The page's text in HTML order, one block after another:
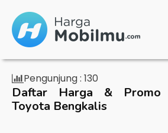
Pengunjung : 130
Daftar Harga &
Toyota Bengkalis